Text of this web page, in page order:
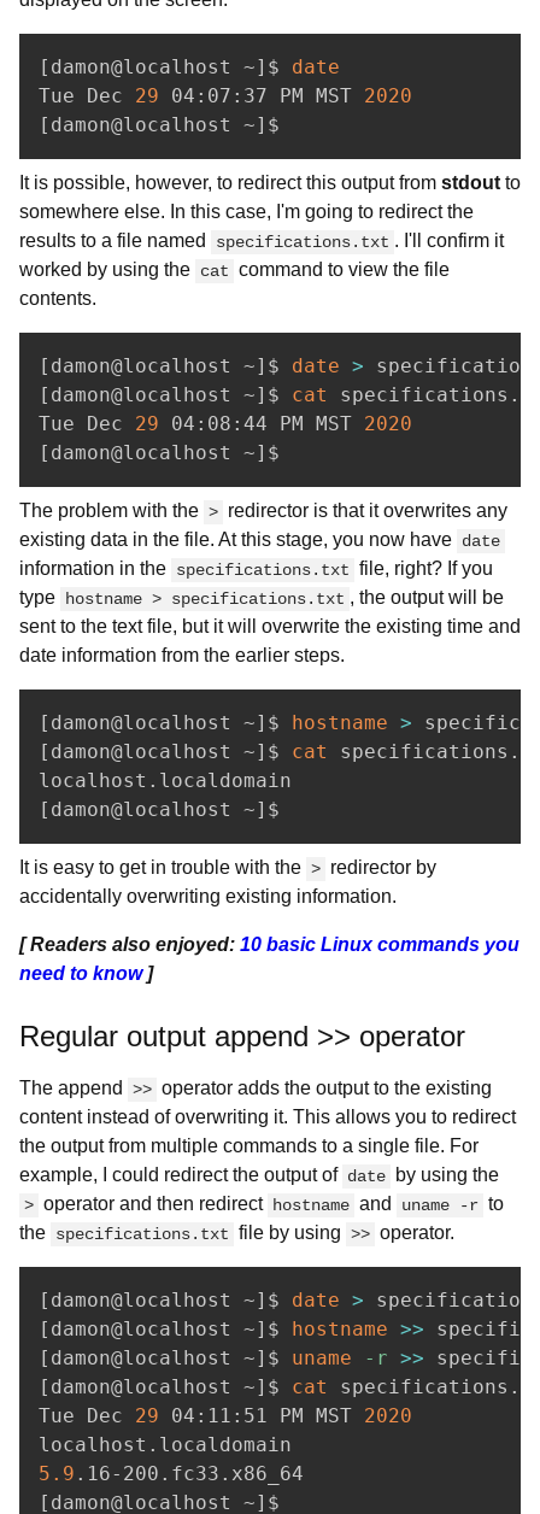
[ damon@localhost ~] $ date
Tue Dec 29 04:07:37 PM MST 2020
[ damon@localhost ~] $
It is possible, however, to redirect this output from stdout to
somewhere else. In this case, I'm going to redirect the
results to a file named
specifications.txt . I'll confirm it
worked by using the cat command to view the file
contents.
[ damon@localhost ~] $ date >
[ damon@localhost ~] $ cat
Tue Dec 29 04:08:44 PM MST 2020
[ damon@localhost ~] $
The problem with the > redirector is that it overwrites any
existing data in the file. At this stage, you now have date
information in the specifications.txt file, right? If you
type
hostname > specifications.txt , the output will be
sent to the text file, but it will overwrite the existing time and
date information from the earlier steps.
[ damon@localhost ~] $ hostname >
[ damon@localhost ~] $ cat
[ damon@localhost ~] $
It is easy to get in trouble with the > redirector by
accidentally overwriting existing information.
[ Readers also enjoyed: 10 basic Linux commands you
need to know]
Regular output append >> operator
The append >> operator adds the output to the existing
content instead of overwriting it. This allows you to redirect
the output from multiple commands to a single file. For
example, I could redirect the output of date by using the
> operator and then redirect hostname and uname -r to
the specifications.txt file by using >> operator.
[ damon@localhost ~] $ date >
[ damon@localhost ~] $ hostname >>
[ damon@localhost ~] $ uname -r >>
[ damon@localhost ~] $ cat
Tue Dec 29 04:11:51 PM MST 2020
5.9
[ damon@localhost ~] $